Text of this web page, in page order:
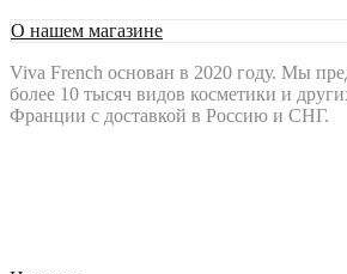
О нашем магазине
Viva French основан в 2020 году. Мы
более 10 тысяч видов косметики и
Франции с доставкой в Россию и СНГ.